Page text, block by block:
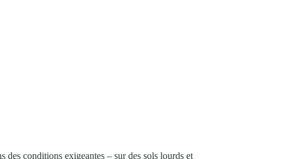
des conditions exigeantes – sur des sols lourds et